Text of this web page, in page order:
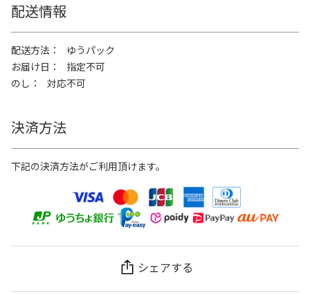
配送情報
配送方法
ゆうパック
お届け日
指定不可
のし
対応不可
決済方法
下記の決済方法がご利用頂けます。
シェアする